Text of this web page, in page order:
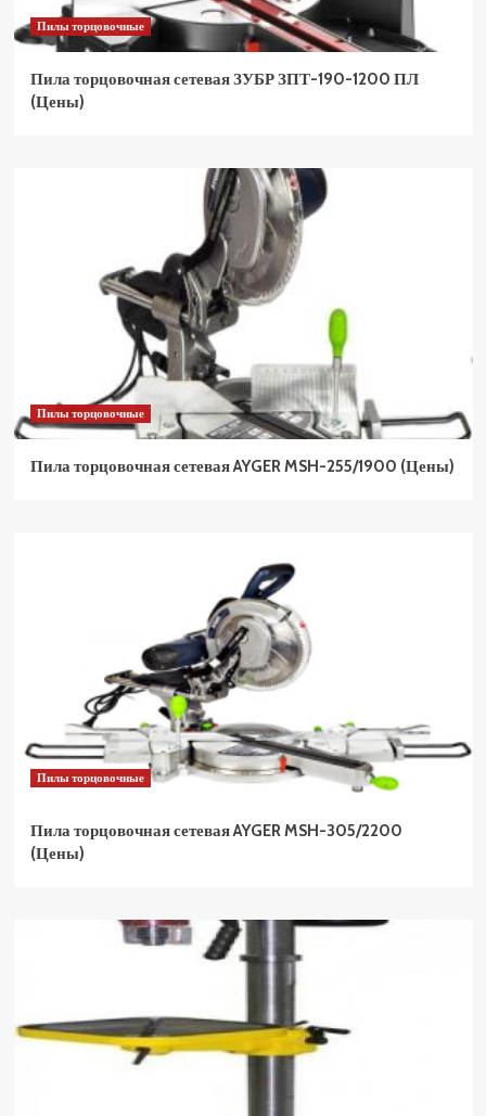
Пилы торцовочные
Пила торцовочная сетевая ЗУБР ЗПТ-190-1200 ПЛ
(Цены)
Пилы торцовочные
Пила торцовочная сетевая AYGER MSH-255/1900 (Цены)
Пилы торцовочные
Пила торцовочная сетевая AYGER MSH-305/2200
(Цены)